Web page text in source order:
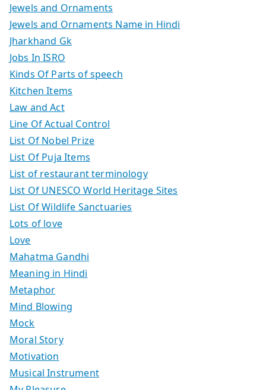
Jewels and Ornaments
Jewels and Ornaments Name in Hindi
Jharkhand Gk
Jobs In ISRO
Kinds Of Parts of speech
Kitchen Items
Law and Act
Line Of Actual Control
List Of Nobel Prize
List Of Puja Items
List of restaurant terminology
List Of UNESCO World Heritage Sites
List Of Wildlife Sanctuaries
Lots of love
Love
Mahatma Gandhi
Meaning in Hindi
Metaphor
Mind Blowing
Mock
Moral Story
Motivation
Musical Instrument